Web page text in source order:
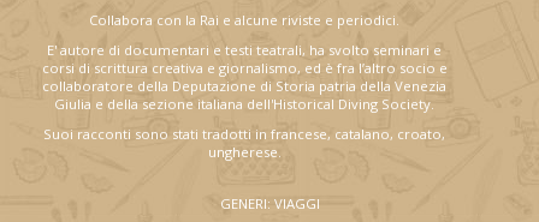
Collabora con la Rai e alcune riviste e periodici.
E' autore di documentari e testi teatrali, ha svolto seminari e
corsi di scrittura creativa e giornalismo, ed è fra l’altro socio e
collaboratore della Deputazione di Storia patria della Venezia
Giulia e della sezione italiana dell'Historical Diving Society.
Suoi racconti sono stati tradotti in francese, catalano, croato,
ungherese.
GENERI: VIAGGI